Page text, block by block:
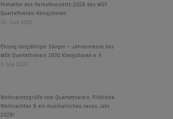
Protektor des Herbstkonzerts 2026 des MGV
Quartettverein Königshoven
20. Juni 2026
Ehrung langjähriger Sänger – Jahresmesse des
MGV Quartettverein 1930 Königshoven e. V.
1. Mai 2026
Weihnachtsgrüße vom Quartettverein: Fröhliche
Weihnachten & ein musikalisches neues Jahr
2026!